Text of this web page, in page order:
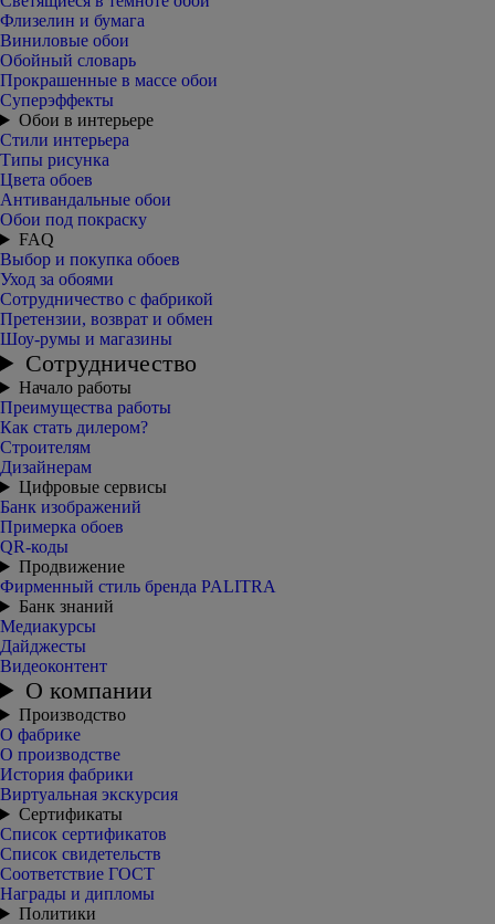
Флизелин и бумага
Виниловые обои
Обойный словарь
Прокрашенные в массе обои
Суперэффекты
Обои в интерьере
Стили интерьера
Типы рисунка
Цвета обоев
Антивандальные обои
Обои под покраску
FAQ
Выбор и покупка обоев
Уход за обоями
Сотрудничество с фабрикой
Претензии, возврат и обмен
Шоу-румы и магазины
Сотрудничество
Начало работы
Преимущества работы
Как стать дилером?
Строителям
Дизайнерам
Цифровые сервисы
Банк изображений
Примерка обоев
QR-коды
Продвижение
Фирменный стиль бренда PALITRA
Банк знаний
Медиакурсы
Дайджесты
Видеоконтент
О компании
Производство
О фабрике
О производстве
История фабрики
Виртуальная экскурсия
Сертификаты
Список сертификатов
Список свидетельств
Соответствие ГОСТ
Награды и дипломы
Политики